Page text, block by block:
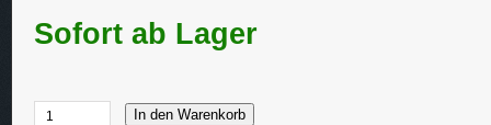
Sofort ab Lager
In den Warenkorb